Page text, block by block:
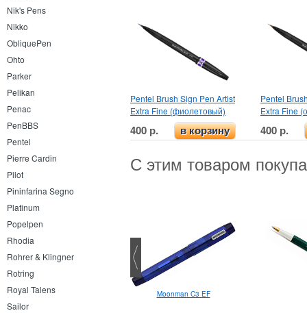
Nik's Pens
Nikko
ObliquePen
Ohto
Parker
Pelikan
Penac
PenBBS
Pentel
Pierre Cardin
Pilot
Pininfarina Segno
Platinum
Popelpen
Rhodia
Rohrer & Klingner
Rotring
Royal Talens
Sailor
Pentel Brush Sign Pen Artist
Extra Fine (фиолетовый)
400 р. в корзину
Pentel
Extra Fine
400 р.
С этим товаром
Pentel Touch Brush Pen Moonman C3 EF